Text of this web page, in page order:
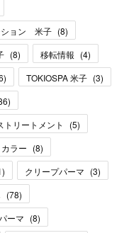
ション 米子 (8)
(8) 移転情報 (4)
) TOKIOSPA 米子 (3)
)
トリートメント (5)
ラー (8)
) クリープパーマ (3)
(78)
ーマ (8)